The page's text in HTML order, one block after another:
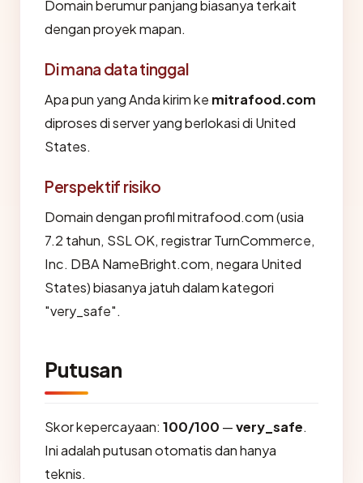
Domain berumur panjang biasanya terkait
dengan proyek mapan.
Di mana data tinggal
Apa pun yang Anda kirim ke mitrafood.com
diproses di server yang berlokasi di United
States.
Perspektif risiko
Domain dengan profil mitrafood.com (usia
7.2 tahun, SSL OK, registrar TurnCommerce,
Inc. DBA NameBright.com, negara United
States) biasanya jatuh dalam kategori
"very_safe".
Putusan
Skor kepercayaan: 100/100 —very_safe.
Ini adalah putusan otomatis dan hanya
teknis.